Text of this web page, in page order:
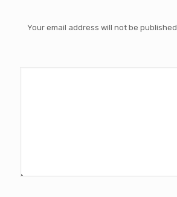
Your email address will not be published.